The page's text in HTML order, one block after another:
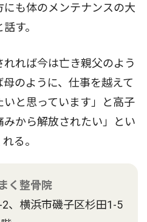
も体のメンテナンスの大
す。
れば今は亡き親父のよう
のように、仕事を越えて
と思っています」と高子
から解放されたい」とい
る。
く整骨院
、横浜市磯子区杉田1-5